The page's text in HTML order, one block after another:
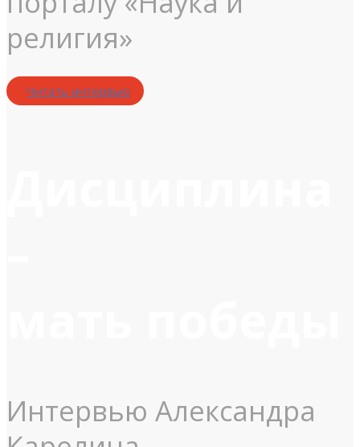
религия»
Читать интервью
Интервью Александра